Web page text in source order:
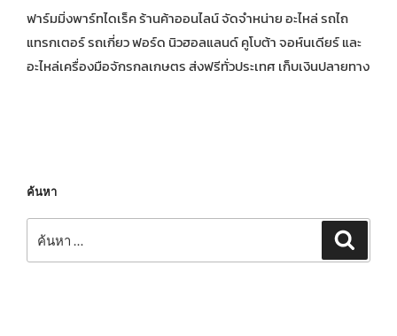
ฟาร์มมิ่งพาร์ทไดเร็ค ร้านค้าออนไลน์ จัดจำหน่าย อะไหล่ รถไถ
แทรกเตอร์ รถเกี่ยว ฟอร์ด นิวฮอลแลนด์ คูโบต้า จอห์นเดียร์ และ
อะไหล่เครื่องมือจักรกลเกษตร ส่งฟรีทั่วประเทศ เก็บเงินปลายทาง
ค้นหา